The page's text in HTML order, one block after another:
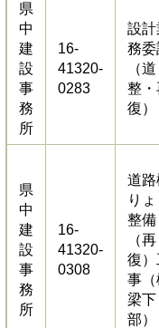
県
中
建
設
事
務
所
16-
41320-
0283
設計
務委
（道
整・
復）
県
中
建
設
事
務
所
16-
41320-
0308
道路
りょ
整備
（再
復）
事（
梁下
部）